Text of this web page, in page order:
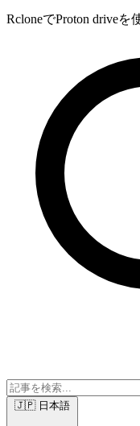
RcloneでProton driveを